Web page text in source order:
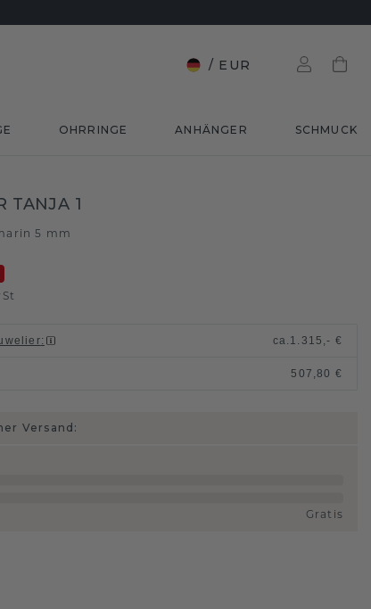
/ EUR
OHRRINGE ANHÄNGER SCHMUCK
TANJA 1
5 mm
: ca. 1.315,- €
507,80 €
Versand:
Gratis